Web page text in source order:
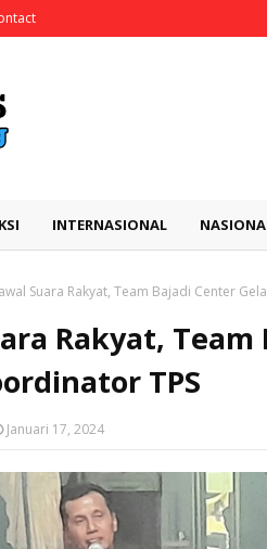
INTERNASIONAL
Suara Rakyat, Team Bajadi Center
Rakyat,
TPS
Januari 17, 2024